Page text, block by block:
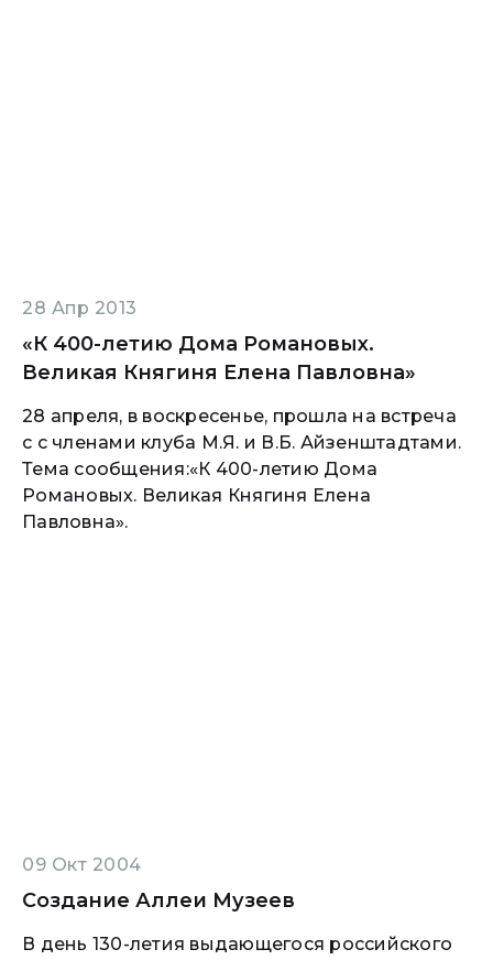
28 Апр 2013
«К 400-летию Дома Романовых.
Великая Княгиня Елена Павловна»
28 апреля, в воскресенье, прошла на встреча
с с членами клуба М.Я. и В.Б. Айзенштадтами.
Тема сообщения:«К 400-летию Дома
Романовых. Великая Княгиня Елена
Павловна».
09 Окт 2004
Создание Аллеи Музеев
В день 130-летия выдающегося российского